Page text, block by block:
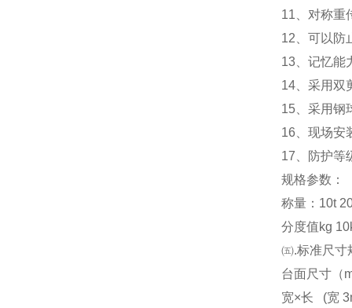
11 、对称
12 、可以
13 、记忆
14 、采用
15 、采用
16 、现场
17 、防护
规格参数：
称量：10t
分度值kg
㈤.标准尺寸
台面尺寸（
宽×长 (宽